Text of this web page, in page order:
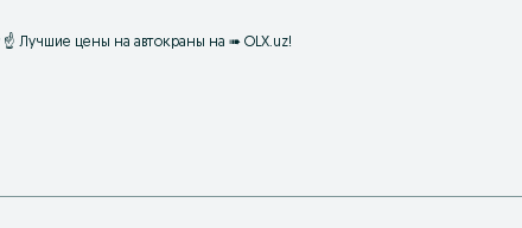
☝ Лучшие цены на автокраны на ➠ OLX.uz!